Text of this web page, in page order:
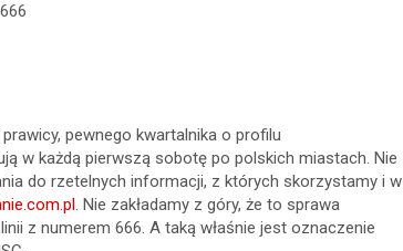
pewnego kwartalnika o profilu
w każdą pierwszą sobotę po polskich miastach. Nie
do rzetelnych informacji, z których skorzystamy i w
. Nie zakładamy z góry, że to sprawa
z numerem 666. A taką właśnie jest oznaczenie